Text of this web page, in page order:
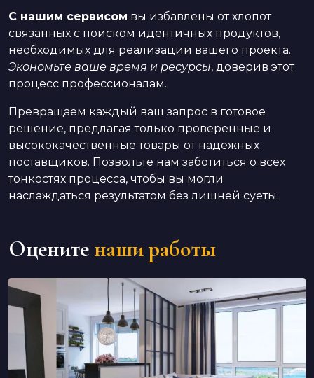
С нашим сервисом вы избавлены от хлопот
связанных с поиском идентичных продуктов,
необходимых для реализации вашего проекта.
Экономьте ваше время и ресурсы, доверив этот
процесс профессионалам.
Превращаем каждый ваш запрос в готовое
решение, предлагая только проверенные и
высококачественные товары от надежных
поставщиков. Позвольте нам заботиться о всех
тонкостях процесса, чтобы вы могли
наслаждаться результатом без лишней суеты.
Оцените наши работы